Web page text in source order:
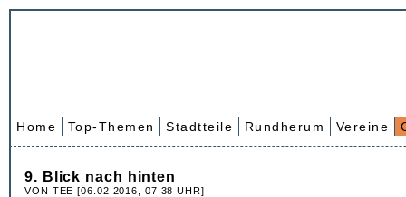
Home Top-Themen Stadtteile Rundherum Vereine
9. Blick nach hinten
VON TEE [06.02.2016, 07.38 UHR]